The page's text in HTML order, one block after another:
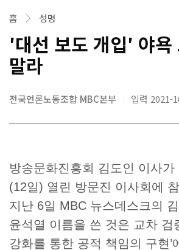
홈 성명
′대선 보도 개입′ 야
말라
전국언론노동조합 MBC본부 입력 2021-
방송문화진흥회 김도인 이사가
(12일) 열린 방문진 이사회에
지난 6일 MBC 뉴스데스크의
윤석열 이름을 쓴 것은 교차 검
강화를 통한 공적 책임의 구현 ’